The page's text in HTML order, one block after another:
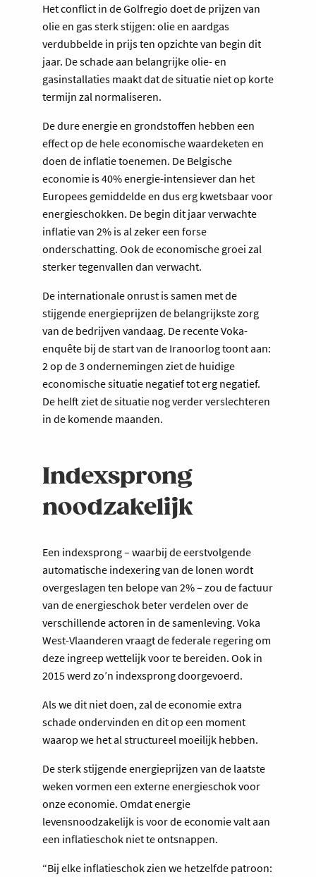
Het conflict in de Golfregio doet de prijzen van
olie en gas sterk stijgen: olie en aardgas
verdubbelde in prijs ten opzichte van begin dit
jaar. De schade aan belangrijke olie- en
gasinstallaties maakt dat de situatie niet op korte
termijn zal normaliseren.
De dure energie en grondstoffen hebben een
effect op de hele economische waardeketen en
doen de inflatie toenemen. De Belgische
economie is 40% energie-intensiever dan het
Europees gemiddelde en dus erg kwetsbaar voor
energieschokken. De begin dit jaar verwachte
inflatie van 2% is al zeker een forse
onderschatting. Ook de economische groei zal
sterker tegenvallen dan verwacht.
De internationale onrust is samen met de
stijgende energieprijzen de belangrijkste zorg
van de bedrijven vandaag. De recente Voka-
enquête bij de start van de Iranoorlog toont aan:
2 op de 3 ondernemingen ziet de huidige
economische situatie negatief tot erg negatief.
De helft ziet de situatie nog verder verslechteren
in de komende maanden.
Indexsprong
noodzakelijk
Een indexsprong – waarbij de eerstvolgende
automatische indexering van de lonen wordt
overgeslagen ten belope van 2% – zou de factuur
van de energieschok beter verdelen over de
verschillende actoren in de samenleving. Voka
West-Vlaanderen vraagt de federale regering om
deze ingreep wettelijk voor te bereiden. Ook in
2015 werd zo’n indexsprong doorgevoerd.
Als we dit niet doen, zal de economie extra
schade ondervinden en dit op een moment
waarop we het al structureel moeilijk hebben.
De sterk stijgende energieprijzen van de laatste
weken vormen een externe energieschok voor
onze economie. Omdat energie
levensnoodzakelijk is voor de economie valt aan
een inflatieschok niet te ontsnappen.
“Bij elke inflatieschok zien we hetzelfde patroon: